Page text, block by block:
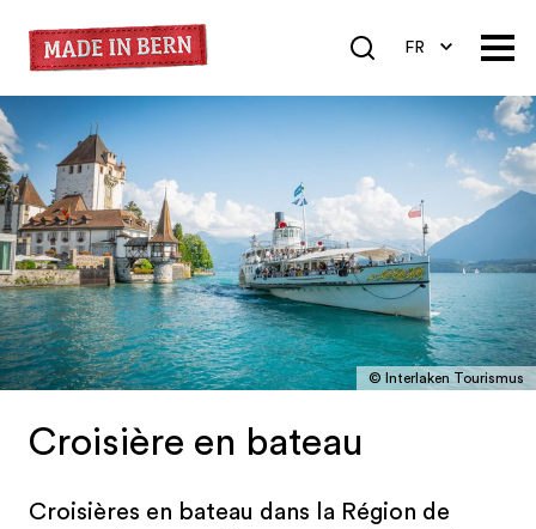
FR
© Interlaken Tourismus
Croisière en bateau
Croisières en bateau dans la Région de